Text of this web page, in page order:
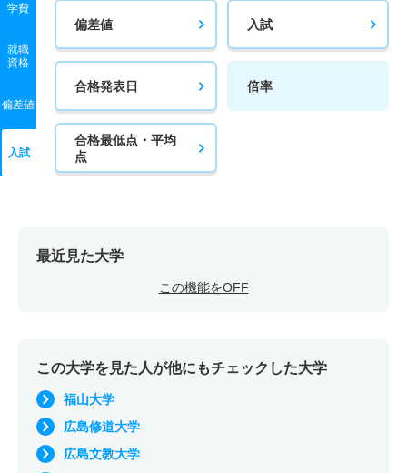
学費
就職
資格
偏差値
入試
偏差値 入試
合格発表日 倍率
合格最低点・平均
点
最近見た大学
この機能をOFF
この大学を見た人が他にもチェックした大学
福山大学
広島修道大学
広島文教大学